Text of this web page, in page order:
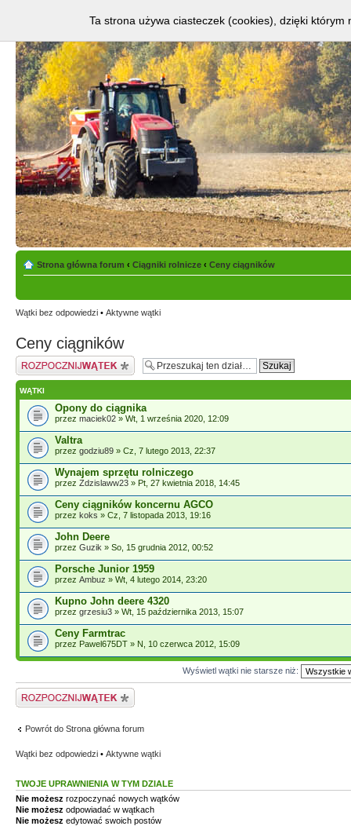
Strona główna forum ‹ Ciągniki rolnicze ‹ Ceny ciągników
Wątki bez odpowiedzi • Aktywne wątki
Ceny ciągników
Napisz wątek
WĄTKI
Opony do ciągnika
przez maciek02 » Wt, 1 września 2020, 12:09
Valtra
przez godziu89 » Cz, 7 lutego 2013, 22:37
Wynajem sprzętu rolniczego
przez Zdzislaww23 » Pt, 27 kwietnia 2018, 14:45
Ceny ciągników koncernu AGCO
przez koks » Cz, 7 listopada 2013, 19:16
John Deere
przez Guzik » So, 15 grudnia 2012, 00:52
Porsche Junior 1959
przez Ambuz » Wt, 4 lutego 2014, 23:20
Kupno John deere 4320
przez grzesiu3 » Wt, 15 października 2013, 15:07
Ceny Farmtrac
przez Pawel675DT » N, 10 czerwca 2012, 15:09
Wyświetl wątki nie starsze niż:
Napisz wątek
Powrót do Strona główna forum
Wątki bez odpowiedzi • Aktywne wątki
TWOJE UPRAWNIENIA W TYM DZIALE
Nie możesz rozpoczynać nowych wątków
Nie możesz odpowiadać w wątkach
Nie możesz edytować swoich postów
Ta strona używa ciasteczek (cookies), dzięki którym